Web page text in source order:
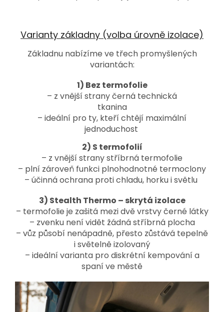
Varianty základny (volba úrovně izolace)
Základnu nabízíme ve třech promyšlených
variantách:
1) Bez termofolie
– z vnější strany černá technická
tkanina
– ideální pro ty, kteří chtějí maximální
jednoduchost
2) S termofolií
– z vnější strany stříbrná termofolie
– plní zároveň funkci plnohodnotné termoclony
– účinná ochrana proti chladu, horku i světlu
3) Stealth Thermo – skrytá izolace
– termofolie je zašitá mezi dvě vrstvy černé látky
– zvenku není vidět žádná stříbrná plocha
– vůz působí nenápadně, přesto zůstává tepelně
i světelně izolovaný
– ideální varianta pro diskrétní kempování a
spaní ve městě